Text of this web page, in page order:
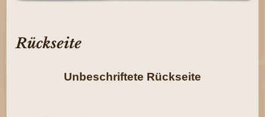
Rückseite
Unbeschriftete Rückseite